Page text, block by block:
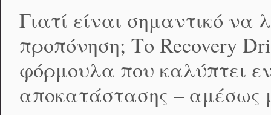
Γιατί είναι σημαντικό
προπόνηση; Το Recovery
φόρμουλα που καλύπτει
αποκατάστασης – αμέσως